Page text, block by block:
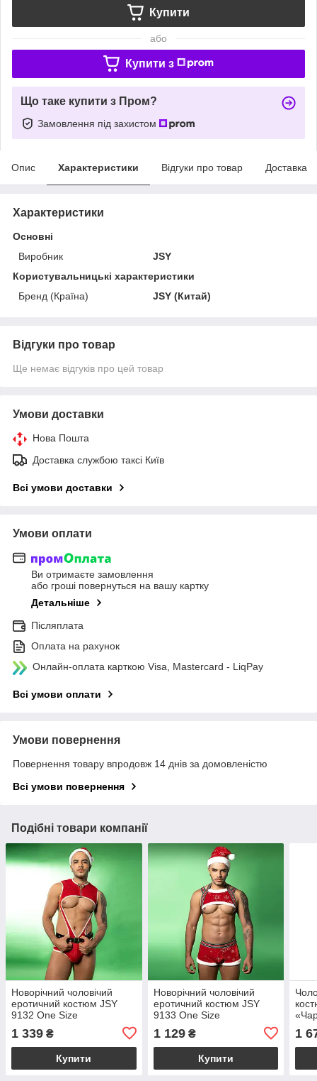
Купити
або
Купити з
Що таке купити з Пром?
Замовлення під захистом
Опис Характеристики Відгуки про товар Доставка
Характеристики
Основні
Виробник
JSY
Користувальницькі характеристики
Бренд (Країна)
JSY (Китай)
Відгуки про товар
Ще немає відгуків про цей товар
Умови доставки
Нова Пошта
Доставка службою таксі Київ
Всі умови доставки
Умови оплати
Ви отримаєте замовлення
або гроші повернуться на вашу картку
Детальніше
Післяплата
Оплата на рахунок
Онлайн-оплата карткою Visa, Mastercard - LiqPay
Всі умови оплати
Умови повернення
Повернення товару впродовж 14 днів за домовленістю
Всі умови повернення
Подібні товари компанії
Новорічний чоловічий
еротичний костюм JSY
9132 One Size
1 339 ₴
Купити
Новорічний чоловічий
еротичний костюм JSY
9133 One Size
1 129₴
Купити
1